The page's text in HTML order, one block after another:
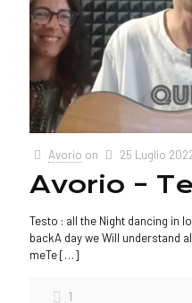
Avorio on 25 Luglio
Avorio –
Testo : all the Night dancing in
backA day we Will understand
meTe[…]
1